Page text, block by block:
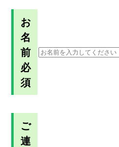
お
名
前
必
須
ご
連